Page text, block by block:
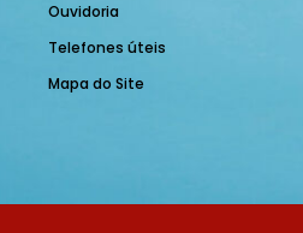
Ouvidoria
Telefones úteis
Mapa do Site